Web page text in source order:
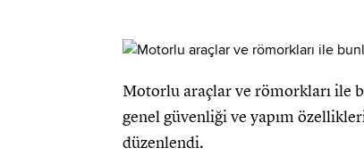
Motorlu araçlar ve römorkları ile
genel güvenliği ve yapım
düzenlendi.